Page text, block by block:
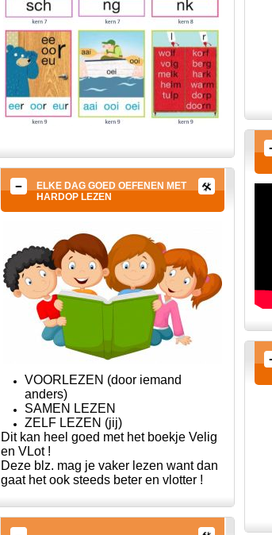
ELKE DAG GOED OEFENEN MET
HARDOP LEZEN
VOORLEZEN (door iemand
anders)
SAMEN LEZEN
ZELF LEZEN (jij)
Dit kan heel goed met het boekje Velig
en VLot !
Deze blz. mag je vaker lezen want dan
gaat het ook steeds beter en vlotter !